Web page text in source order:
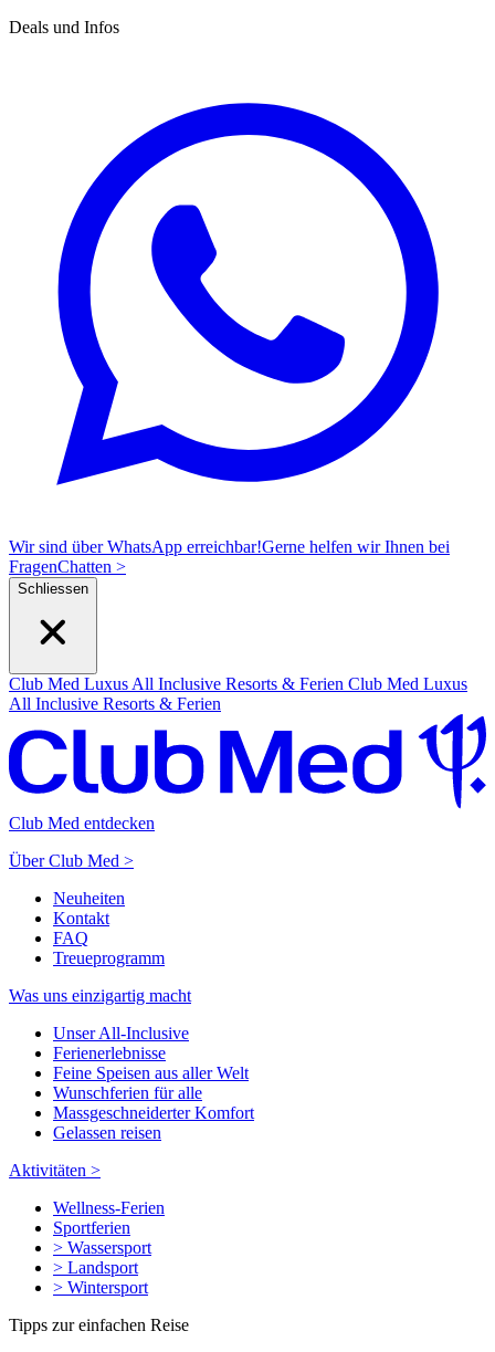
Deals und Infos
Wir sind über WhatsApp erreichbar!Gerne helfen wir Ihnen bei
FragenChatten >
Schliessen
Club Med Luxus All Inclusive Resorts & Ferien Club Med Luxus
All Inclusive Resorts & Ferien
Club Med entdecken
Über Club Med >
Neuheiten
Kontakt
FAQ
Treueprogramm
Was uns einzigartig macht
Unser All-Inclusive
Ferienerlebnisse
Feine Speisen aus aller Welt
Wunschferien für alle
Massgeschneiderter Komfort
Gelassen reisen
Aktivitäten >
Wellness-Ferien
Sportferien
> Wassersport
> Landsport
> Wintersport
Tipps zur einfachen Reise